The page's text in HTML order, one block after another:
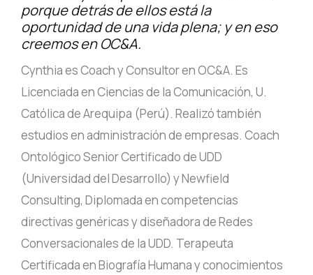
porque detrás de ellos está la
oportunidad de una vida plena; y en eso
creemos en OC&A.
Cynthia es Coach y Consultor en OC&A. Es
Licenciada en Ciencias de la Comunicación, U.
Católica de Arequipa (Perú). Realizó también
estudios en administración de empresas. Coach
Ontológico Senior Certificado de UDD
(Universidad del Desarrollo) y Newfield
Consulting, Diplomada en competencias
directivas genéricas y diseñadora de Redes
Conversacionales de la UDD. Terapeuta
Certificada en Biografía Humana y conocimientos